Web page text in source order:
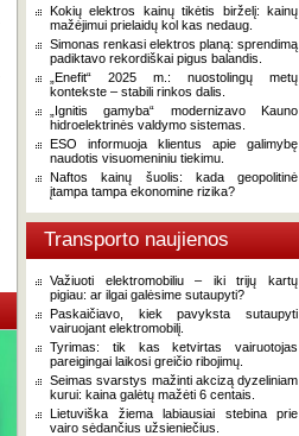
Kokių elektros kainų tikėtis birželį: kainų
mažėjimui prielaidų kol kas nedaug.
Simonas renkasi elektros planą: sprendimą
padiktavo rekordiškai pigus balandis.
„Enefit“ 2025 m.: nuostolingų metų
kontekste – stabili rinkos dalis.
„Ignitis gamyba“ modernizavo Kauno
hidroelektrinės valdymo sistemas.
ESO informuoja klientus apie galimybę
naudotis visuomeniniu tiekimu.
Naftos kainų šuolis: kada geopolitinė
įtampa tampa ekonomine rizika?
Transporto naujienos
Važiuoti elektromobiliu – iki trijų kartų
pigiau: ar ilgai galėsime sutaupyti?
Paskaičiavo, kiek pavyksta sutaupyti
vairuojant elektromobilį.
Tyrimas: tik kas ketvirtas vairuotojas
pareigingai laikosi greičio ribojimų.
Seimas svarstys mažinti akcizą dyzeliniam
kurui: kaina galėtų mažėti 6 centais.
Lietuviška žiema labiausiai stebina prie
vairo sėdančius užsieniečius.